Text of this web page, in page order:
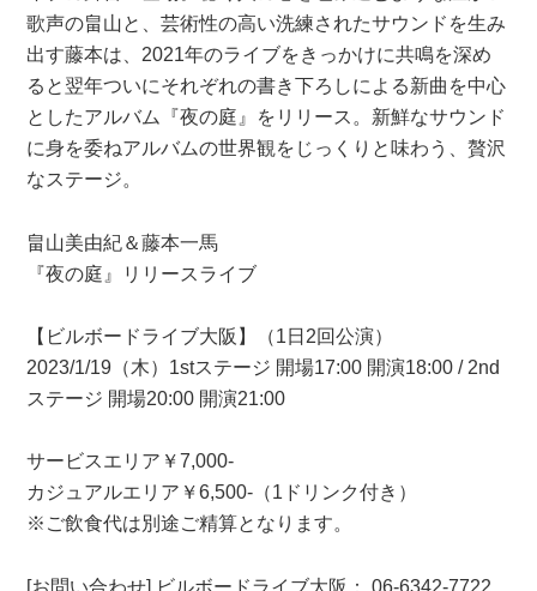
歌声の畠山と、芸術性の高い洗練されたサウンドを生み
出す藤本は、2021年のライブをきっかけに共鳴を深め
ると翌年ついにそれぞれの書き下ろしによる新曲を中心
としたアルバム『夜の庭』をリリース。新鮮なサウンド
に身を委ねアルバムの世界観をじっくりと味わう、贅沢
なステージ。
畠山美由紀＆藤本一馬
『夜の庭』リリースライブ
【ビルボードライブ大阪】（1日2回公演）
2023/1/19（木）1stステージ 開場17:00 開演18:00 / 2nd
ステージ 開場20:00 開演21:00
サービスエリア￥7,000-
カジュアルエリア￥6,500-（1ドリンク付き）
※ご飲食代は別途ご精算となります。
[お問い合わせ] ビルボードライブ大阪： 06-6342-7722